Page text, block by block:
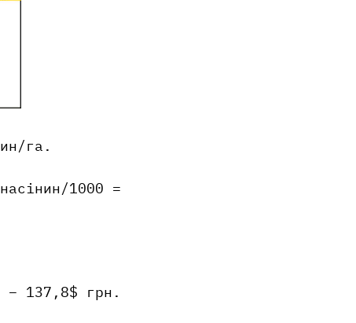
га.
1000 =
– 137,8$ грн.